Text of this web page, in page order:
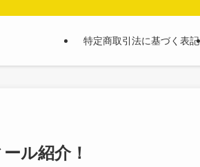
特定商取引法に基づく表記
ル紹介！